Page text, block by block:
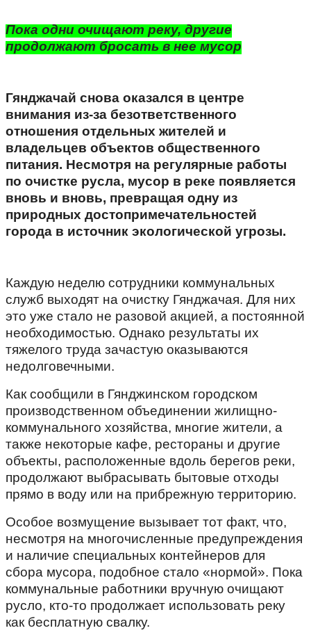
Пока одни очищают реку, другие
продолжают бросать в нее мусор
Гянджачай снова оказался в центре
внимания из-за безответственного
отношения отдельных жителей и
владельцев объектов общественного
питания. Несмотря на регулярные работы
по очистке русла, мусор в реке появляется
вновь и вновь, превращая одну из
природных достопримечательностей
города в источник экологической угрозы.
Каждую неделю сотрудники коммунальных
служб выходят на очистку Гянджачая. Для них
это уже стало не разовой акцией, а постоянной
необходимостью. Однако результаты их
тяжелого труда зачастую оказываются
недолговечными.
Как сообщили в Гянджинском городском
производственном объединении жилищно-
коммунального хозяйства, многие жители, а
также некоторые кафе, рестораны и другие
объекты, расположенные вдоль берегов реки,
продолжают выбрасывать бытовые отходы
прямо в воду или на прибрежную территорию.
Особое возмущение вызывает тот факт, что,
несмотря на многочисленные предупреждения
и наличие специальных контейнеров для
сбора мусора, подобное стало «нормой». Пока
коммунальные работники вручную очищают
русло, кто-то продолжает использовать реку
как бесплатную свалку.